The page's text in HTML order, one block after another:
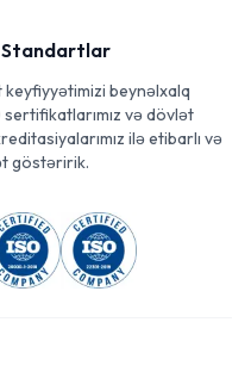
beynəlxalq
və dövlət
ilə etibarlı və
göstəririk.